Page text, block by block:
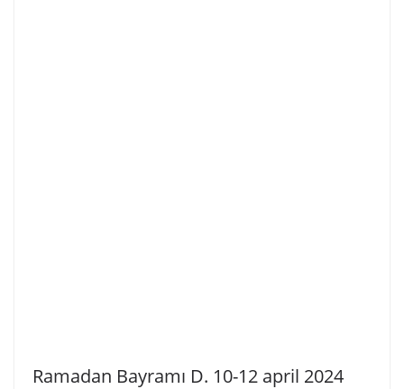
Ramadan Bayramı D. 10-12 april 2024